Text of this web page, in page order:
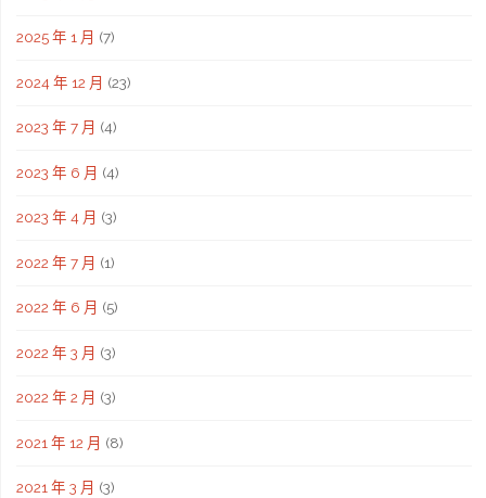
2025 年 1 月 (7)
2024 年 12 月 (23)
2023 年 7 月 (4)
2023 年 6 月 (4)
2023 年 4 月 (3)
2022 年 7 月 (1)
2022 年 6 月 (5)
2022 年 3 月 (3)
2022 年 2 月 (3)
2021 年 12 月 (8)
2021 年 3 月 (3)